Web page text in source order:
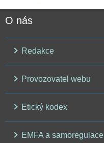
O nás
Redakce
Provozovatel webu
Etický kodex
EMFA a samoregulace